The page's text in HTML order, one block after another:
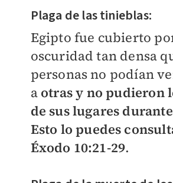
Plaga de las tinieblas:
Egipto fue cubierto
oscuridad tan densa
personas no podían
aotras y no pudieron
de sus lugares
Esto lo puedes
Éxodo 10:21-29.